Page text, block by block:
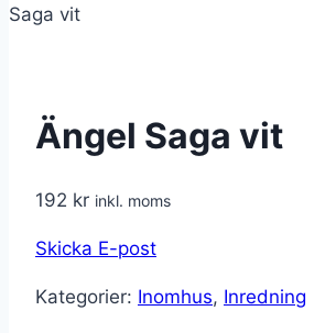
Saga vit
Ängel Saga vit
192 kr inkl. moms
Skicka E-post
Kategorier: Inomhus, Inredning